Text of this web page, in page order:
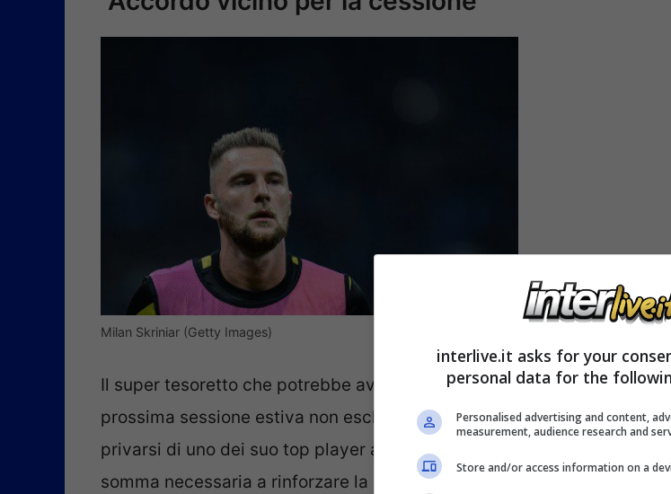
Milan Skriniar (Getty Images)
Il super tesoretto che potrebbe avere a disposizione la dirigenza
prossima sessione estiva non esclude però la possibilità cheSuning
privarsi di uno dei suo top player allo scopo di incrementare
somma necessaria a rinforzare la squadra. In questi giorni, non tanto a
interlive.it asks for your
personal data for the
Personalised advertising and content,
measurement, audience research and
Store and/or access information on a